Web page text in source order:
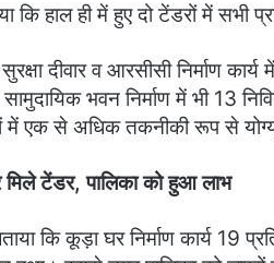
कि हाल ही में हुए दो टेंडरों में
दीवार व आरसीसी निर्माण कार्य
भवन निर्माण में भी 13
में एक से अधिक तकनीकी रूप से योग्य
मिले टेंडर, पालिका को हुआ लाभ
कि कूड़ा घर निर्माण कार्य 19